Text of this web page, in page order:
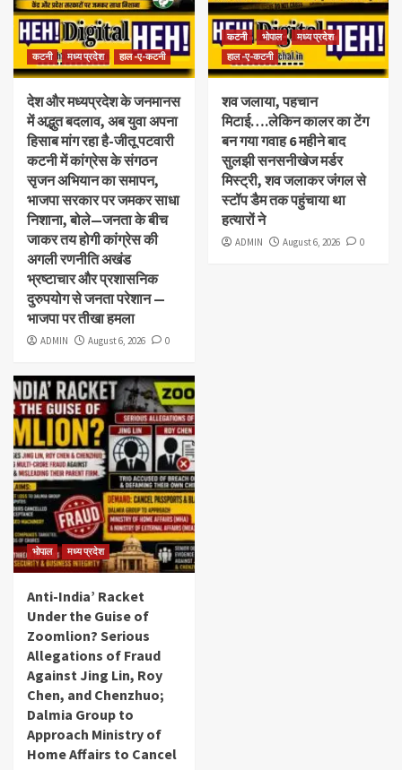
कटनी मध्य प्रदेश हाल -ए-कटनी
देश और मध्यप्रदेश के जनमानस
में अद्भुत बदलाव, अब युवा अपना
हिसाब मांग रहा है-जीतू पटवारी
कटनी में कांग्रेस के संगठन
सृजन अभियान का समापन,
भाजपा सरकार पर जमकर साधा
निशाना, बोले—जनता के बीच
जाकर तय होगी कांग्रेस की
अगली रणनीति अखंड
भ्रष्टाचार और प्रशासनिक
दुरुपयोग से जनता परेशान —
भाजपा पर तीखा हमला
ADMIN August 6, 2026 0
कटनी भोपाल
मध्य प्रदेश
हाल -ए-कटनी
शव जलाया, पहचान
मिटाई….लेकिन कालर का टेंग
बन गया गवाह 6 महीने बाद
सुलझी सनसनीखेज मर्डर
मिस्ट्री, शव जलाकर जंगल से
स्टॉप डैम तक पहुंचाया था
हत्यारों ने
ADMIN August 6, 2026 0
भोपाल मध्य प्रदेश
Anti-India’ Racket
Under the Guise of
Zoomlion? Serious
Allegations of Fraud
Against Jing Lin, Roy
Chen, and Chenzhuo;
Dalmia Group to
Approach Ministry of
Home Affairs to Cancel